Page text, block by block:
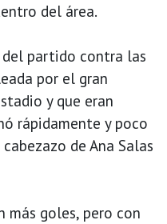
del área.
del partido contra las
por el gran
y que eran
rápidamente y poco
de Ana Salas
más goles, pero con